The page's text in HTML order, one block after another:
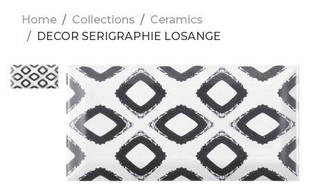
Home Collections
Ceramics
DECOR SERIGRAPHIE LOSANGE